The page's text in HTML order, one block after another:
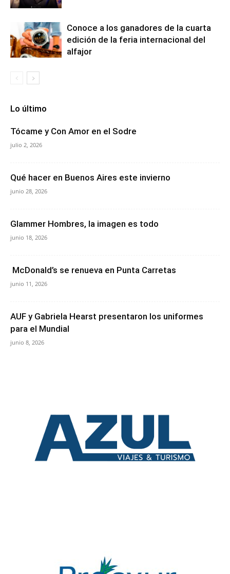
Conoce a los ganadores de la cuarta
edición de la feria internacional del
alfajor
Lo último
Tócame y Con Amor en el Sodre
julio 2, 2026
Qué hacer en Buenos Aires este invierno
junio 28, 2026
Glammer Hombres, la imagen es todo
junio 18, 2026
McDonald’s se renueva en Punta Carretas
junio 11, 2026
AUF y Gabriela Hearst presentaron los uniformes
para el Mundial
junio 8, 2026